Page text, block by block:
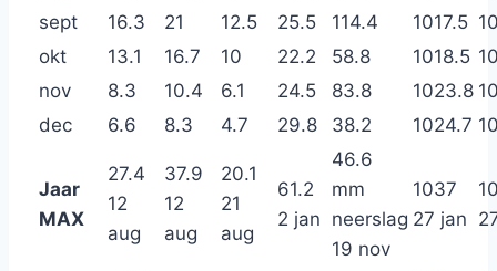
sept
16.3 21 12.5 25.5 114.4 1017.5
okt
13.1 16.7 10 22.2 58.8 1018.5
nov
8.3 10.4 6.1 24.5 83.8 1023.8
dec
6.6 8.3 4.7 29.8 38.2 1024.7
Jaar
MAX
27.4
12
aug
37.9
12
aug
20.1
21
aug
61.2
2 jan
46.6
mm
neerslag
19 nov
1037
27 jan